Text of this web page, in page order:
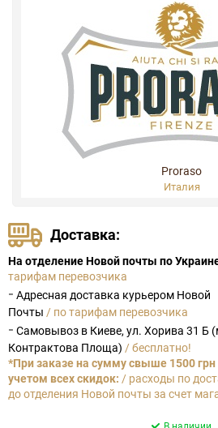
Proraso
Италия
Доставка:
На отделение Новой почты по
тарифам перевозчика
- Адресная доставка курьером Новой
Почты / по тарифам перевозчика
- Самовывоз в Киеве, ул. Хорива 31 Б
Контрактова Площа) / бесплатно!
*При заказе на сумму свыше 1500 грн
учетом всех скидок: / расходы по
до отделения Новой почты за счет